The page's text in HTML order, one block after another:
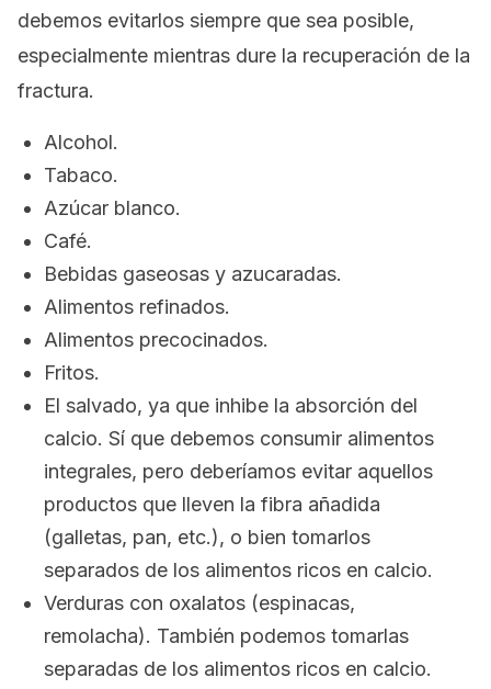
debemos evitarlos siempre que sea posible,
especialmente mientras dure la recuperación de la
fractura.
Alcohol.
Tabaco.
Azúcar blanco.
Café.
Bebidas gaseosas y azucaradas.
Alimentos refinados.
Alimentos precocinados.
Fritos.
El salvado, ya que inhibe la absorción del
calcio. Sí que debemos consumir alimentos
integrales, pero deberíamos evitar aquellos
productos que lleven la fibra añadida
(galletas, pan, etc.), o bien tomarlos
separados de los alimentos ricos en calcio.
Verduras con oxalatos (espinacas,
remolacha). También podemos tomarlas
separadas de los alimentos ricos en calcio.